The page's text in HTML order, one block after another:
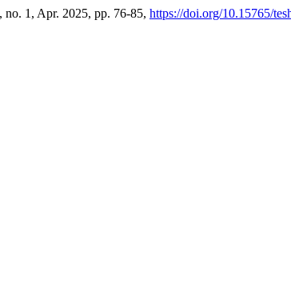
no. 1, Apr. 2025, pp. 76-85, https://doi.org/10.15765/